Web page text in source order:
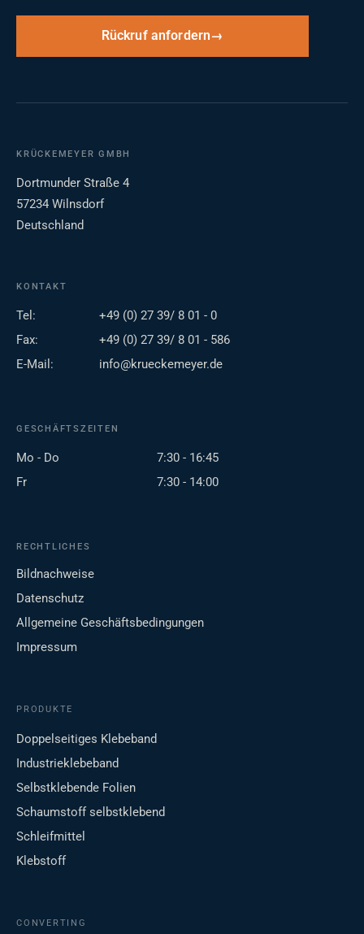
Rückruf anfordern
KRÜCKEMEYER GMBH
Dortmunder Straße 4
57234 Wilnsdorf
Deutschland
KONTAKT
Tel:
+49 (0) 27 39/ 8 01 - 0
Fax:
+49 (0) 27 39/ 8 01 - 586
E-Mail:
info@krueckemeyer.de
GESCHÄFTSZEITEN
Mo - Do
7:30 - 16:45
Fr
7:30 - 14:00
RECHTLICHES
Bildnachweise
Datenschutz
Allgemeine Geschäftsbedingungen
Impressum
PRODUKTE
Doppelseitiges Klebeband
Industrieklebeband
Selbstklebende Folien
Schaumstoff selbstklebend
Schleifmittel
Klebstoff
CONVERTING